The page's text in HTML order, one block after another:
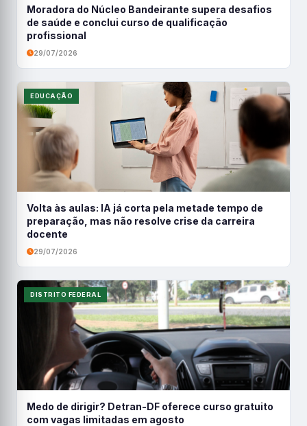
Moradora do Núcleo Bandeirante supera desafios
de saúde e conclui curso de qualificação
profissional
29/07/2026
EDUCAÇÃO
Volta às aulas: IA já corta pela metade tempo de
preparação, mas não resolve crise da carreira
docente
29/07/2026
DISTRITO FEDERAL
Medo de dirigir? Detran-DF oferece curso gratuito
com vagas limitadas em agosto